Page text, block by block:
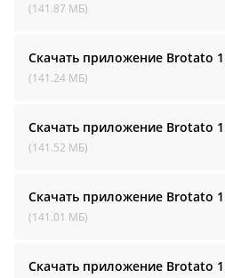
(141.87 МБ)
Скачать приложение Brotato
(141.24 МБ)
Скачать приложение Brotato
(141.52 МБ)
Скачать приложение Brotato
(141.01 МБ)
Скачать приложение Brotato